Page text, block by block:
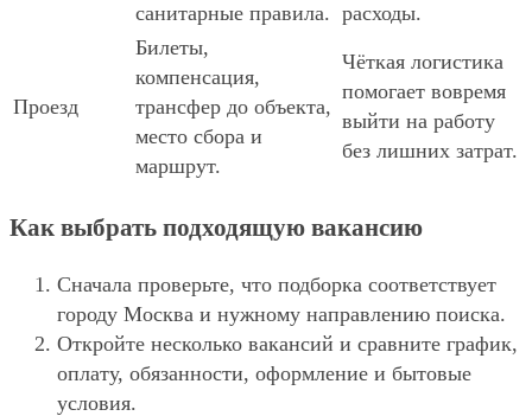
санитарные правила. расходы.
Проезд
Билеты,
компенсация,
трансфер до объекта,
место сбора и
маршрут.
Чёткая логистика
помогает вовремя
выйти на работу
без лишних затрат.
Как выбрать подходящую вакансию
Сначала проверьте, что подборка соответствует
городу Москва и нужному направлению поиска.
Откройте несколько вакансий и сравните график,
оплату, обязанности, оформление и бытовые
условия.